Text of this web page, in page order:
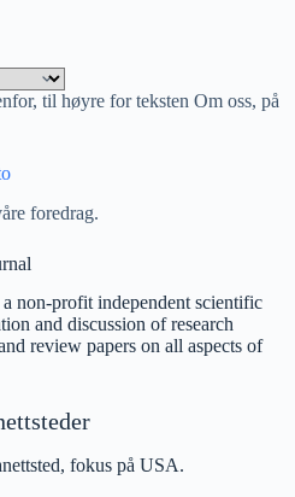
til høyre for teksten Om oss, på
foredrag.
a non-profit independent scientific
and discussion of research
review papers on all aspects of
fokus på USA.